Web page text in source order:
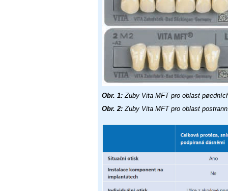
Obr. 1: Zuby Vita MFT pro oblast
Obr. 2: Zuby Vita MFT pro oblast